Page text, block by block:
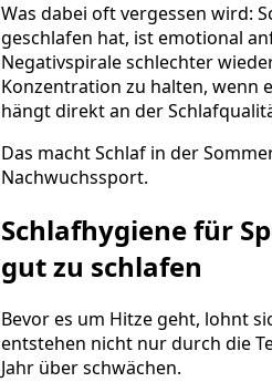
Was dabei oft vergessen wird:
geschlafen hat, ist emotional
Negativspirale schlechter
Konzentration zu halten, wenn
hängt direkt an der
Das macht Schlaf in der
Nachwuchssport.
Schlafhygiene für
gut zu schlafen
Bevor es um Hitze geht, lohnt
entstehen nicht nur durch die
Jahr über schwächen.